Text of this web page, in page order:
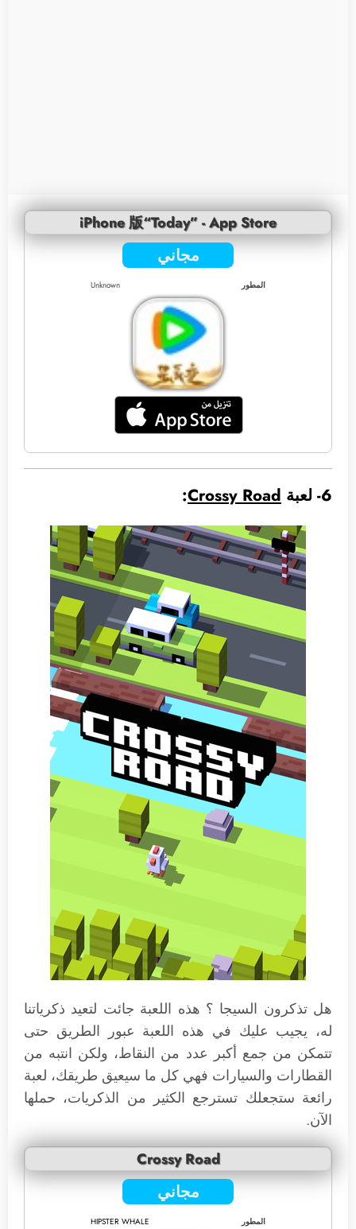
iPhone 版“Today” - App Store
مجاني
المطور Unknown
6- لعبة Crossy Road
:
هل تذكرون السيجا ؟ هذه اللعبة جائت لتعيد ذكرياتنا
له، يجيب عليك في هذه اللعبة عبور الطريق حتى
تتمكن من جمع أكبر عدد من النقاط، ولكن انتبه من
القطارات والسيارات فهي كل ما سيعيق طريقك، لعبة
رائعة ستجعلك تسترجع الكثير من الذكريات، حملها
الآن.
Crossy Road
مجاني
المطور HIPSTER WHALE